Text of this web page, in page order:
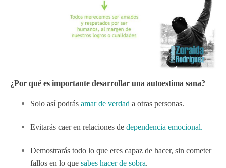
¿Por qué es importante desarrollar una autoestima sana?
Solo así podrás amar de verdad a otras personas.
Evitarás caer en relaciones de dependencia emocional.
Demostrarás todo lo que eres capaz de hacer, sin cometer
fallos en lo que sabes hacer de sobra.